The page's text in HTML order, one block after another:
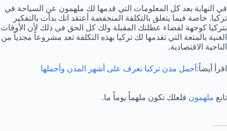
في النهاية بعد كل المعلومات التي قدمها لك ملهمون عن السياحة في
تركيا. خاصة فيما يتعلق بالتكلفة المنخفضة أعتقد انك بدأت بالتفكير
بتركيا كوجهة لقضاء عطلتك المقبلة ولك كل الحق في ذلك لأن الأوقات
الغنية بالمتعة التي تقدمها لك تركيا بهذه التكلفة تعد مشروعاً مجدياً من
الناحية الاقتصادية.
اقرأ أيضاً: أجمل مدن تركيا تعرف على أشهر المدن وأجملها
تابع ملهمون فلعلك تكون ملهماً يوماً ما.